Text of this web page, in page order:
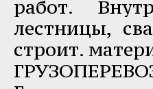
работ.
лестницы,
строит.